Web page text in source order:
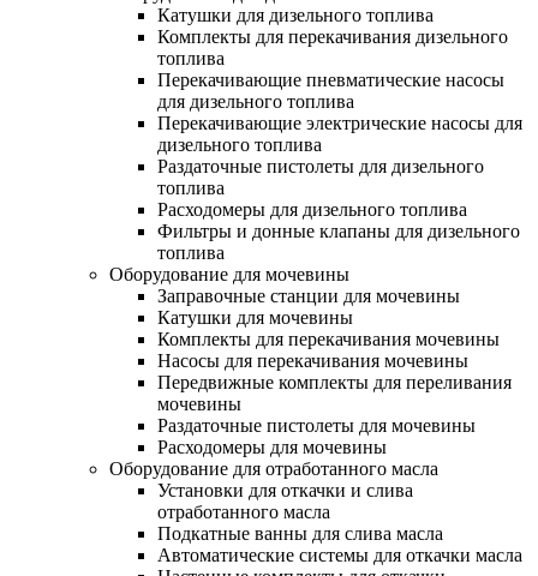
Катушки для дизельного топлива
Комплекты для перекачивания дизельного
топлива
Перекачивающие пневматические насосы
для дизельного топлива
Перекачивающие электрические насосы для
дизельного топлива
Раздаточные пистолеты для дизельного
топлива
Расходомеры для дизельного топлива
Фильтры и донные клапаны для дизельного
топлива
Оборудование для мочевины
Заправочные станции для мочевины
Катушки для мочевины
Комплекты для перекачивания мочевины
Насосы для перекачивания мочевины
Передвижные комплекты для переливания
мочевины
Раздаточные пистолеты для мочевины
Расходомеры для мочевины
Оборудование для отработанного масла
Установки для откачки и слива
отработанного масла
Подкатные ванны для слива масла
Автоматические системы для откачки масла